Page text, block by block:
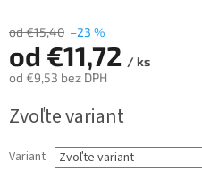
od €15,40 –23 %
od €11,72 / ks
od €9,53 bez DPH
cena:
Zvoľte variant
Variant